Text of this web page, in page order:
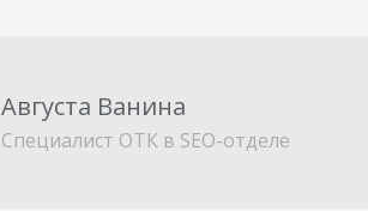
Августа Ванина
Специалист ОТК в SEO-отделе